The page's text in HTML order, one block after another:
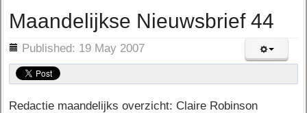
Maandelijkse Nieuwsbrief 44
Published: 19 May 2007
Redactie maandelijks overzicht: Claire Robinson